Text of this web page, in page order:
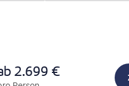
2.699 €